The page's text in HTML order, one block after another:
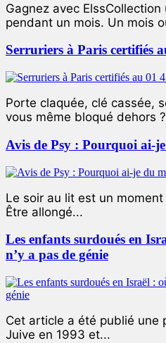
Gagnez avec
pendant un mois. Un mois
Serruriers à Paris certifiés
Porte claquée, clé cassée,
vous même bloqué dehors
Avis de Psy : Pourquoi ai-
Le soir au lit est un
Être allongé...
Les enfants surdoués en
n’y a pas de génie
Cet article a été publié une
Juive en 1993 et...